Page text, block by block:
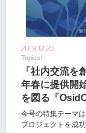
2019.12.23
Topics!
「社内交流を
年春に提供開
を図る「
今号の特集テーマ
プロジェクトを成